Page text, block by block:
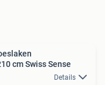
cm Swiss Sense
Details